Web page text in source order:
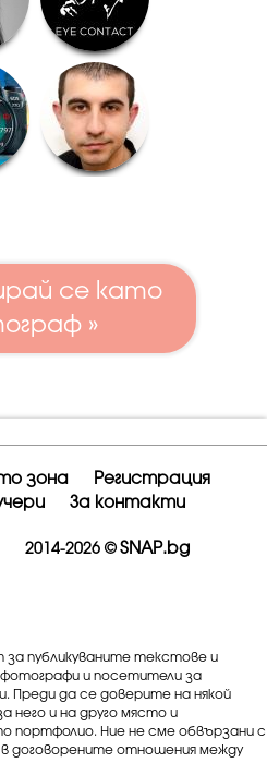
се като
»
зона
Регистрация
За контакти
2014-2026 © SNAP.bg
публикуваните текстове и
фотографи и посетители за
Преди да се доверите на някой
и на друго място и
портфолио. Ние не сме обвързани с
договорените отношения между